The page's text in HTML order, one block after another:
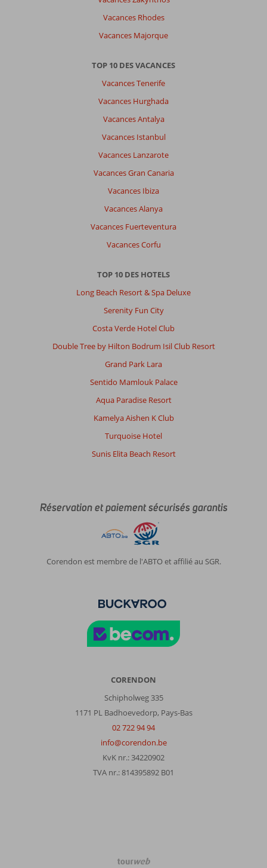
Vacances Rhodes
Vacances Majorque
TOP 10 DES VACANCES
Vacances Tenerife
Vacances Hurghada
Vacances Antalya
Vacances Istanbul
Vacances Lanzarote
Vacances Gran Canaria
Vacances Ibiza
Vacances Alanya
Vacances Fuerteventura
Vacances Corfu
TOP 10 DES HOTELS
Long Beach Resort & Spa Deluxe
Serenity Fun City
Costa Verde Hotel Club
Double Tree by Hilton Bodrum Isil Club Resort
Grand Park Lara
Sentido Mamlouk Palace
Aqua Paradise Resort
Kamelya Aishen K Club
Turquoise Hotel
Sunis Elita Beach Resort
Réservation et paiement sécurisés garantis
Corendon est membre de l'ABTO et affilié au SGR.
CORENDON
Schipholweg 335
1171 PL Badhoevedorp, Pays-Bas
02 722 94 94
info@corendon.be
KvK nr.: 34220902
TVA nr.: 814395892 B01
TourWeb